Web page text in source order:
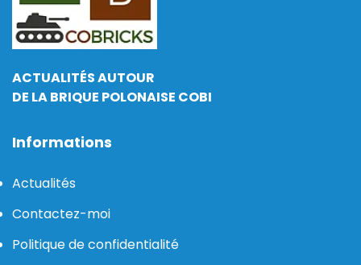
ACTUALITÉS AUTOUR
DE LA BRIQUE POLONAISE COBI
Informations
Actualités
Contactez-moi
Politique de confidentialité